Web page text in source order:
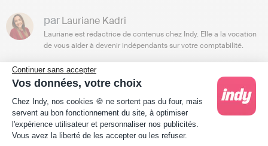
Continuer sans accepter
Vos données, votre choix
Plateforme de Gestion du Consentement :
Chez Indy, nos cookies 🍪 ne sortent pas du four, mais
servent au bon fonctionnement du site, à optimiser
l'expérience utilisateur et personnaliser nos publicités.
Vous avez la liberté de les accepter ou les refuser.
Axeptio consent
parLauriane Kadri
Lauriane est rédactrice de contenus chez Indy. Elle a la vocation
de vous aider à devenir indépendants sur votre comptabilité.